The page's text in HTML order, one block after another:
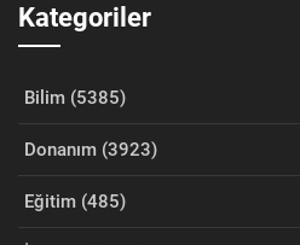
Kategoriler
Bilim (5385)
Donanım (3923)
Eğitim (485)